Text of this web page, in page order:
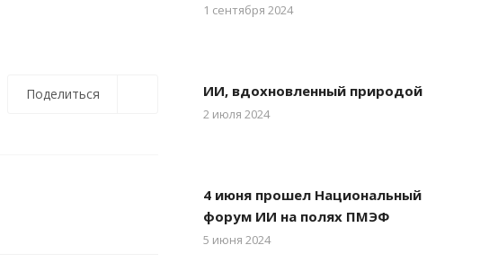
Поделиться
1 сентября 2024
ИИ, вдохновленный природой
2 июля 2024
4 июня прошел Национальный
форум ИИ на полях ПМЭФ
5 июня 2024